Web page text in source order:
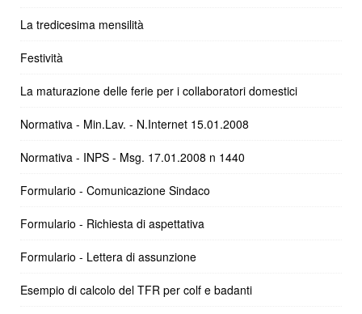
La tredicesima mensilità
Festività
La maturazione delle ferie per i collaboratori domestici
Normativa - Min.Lav. - N.Internet 15.01.2008
Normativa - INPS - Msg. 17.01.2008 n 1440
Formulario - Comunicazione Sindaco
Formulario - Richiesta di aspettativa
Formulario - Lettera di assunzione
Esempio di calcolo del TFR per colf e badanti